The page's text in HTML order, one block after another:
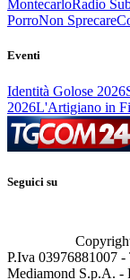
MontecarloRadio
PorroNon Sprecare
Eventi
Identità Golose 2026
2026L'Artigiano in
Seguici su
P.Iva 03976881007
Mediamond S.p.A. -